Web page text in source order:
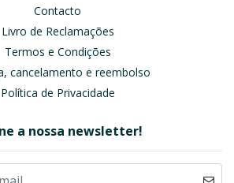
Contacto
Livro de Reclamações
Termos e Condições
cancelamento e reembolso
Política de Privacidade
a nossa newsletter!